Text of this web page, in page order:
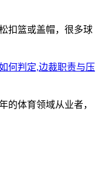
扣篮或盖帽，很多球
何判定,边裁职责与压
的体育领域从业者，